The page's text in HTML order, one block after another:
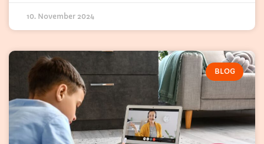
10. November 2024
BLOG